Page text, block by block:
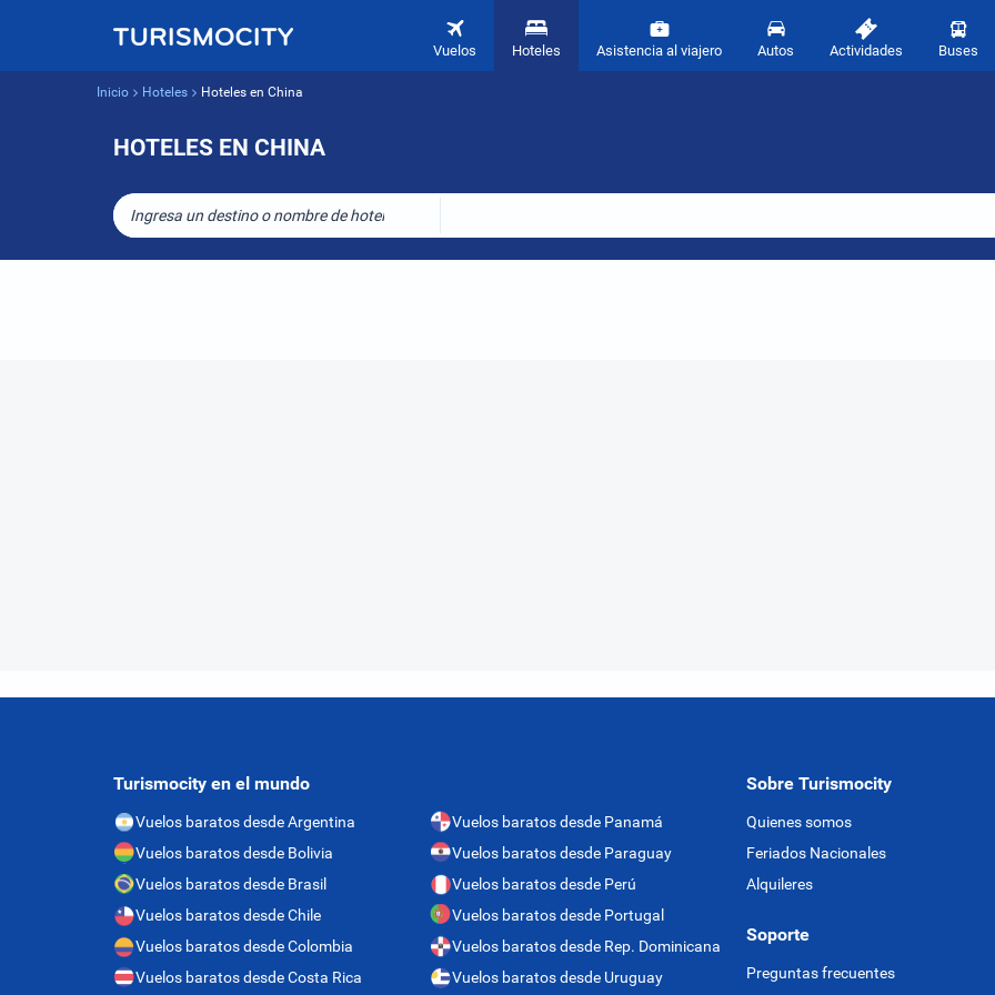
Vuelos Hoteles Asistencia al viajero Autos Actividades Buses
Inicio Hoteles Hoteles en China
HOTELES EN CHINA
Ingresa un destino o nombre de hotel
Turismocity en el mundo
Vuelos baratos desde Argentina
Vuelos baratos desde Bolivia
Vuelos baratos desde Brasil
Vuelos baratos desde Chile
Vuelos baratos desde Colombia
Vuelos baratos desde Costa Rica
Vuelos baratos desde Panamá
Vuelos baratos desde Paraguay
Vuelos baratos desde Perú
Vuelos baratos desde Portugal
Vuelos baratos desde Rep. Dominicana
Vuelos baratos desde Uruguay
Sobre Turismocity
Quienes somos
Feriados Nacionales
Alquileres
Soporte
Preguntas frecuentes